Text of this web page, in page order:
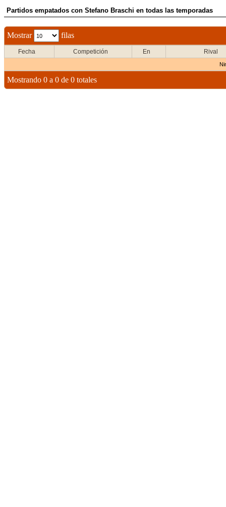
Partidos empatados con Stefano Braschi en todas las temporadas
Mostrar filas
Fecha Competición En Rival
Mostrando 0 a 0 de 0 totales